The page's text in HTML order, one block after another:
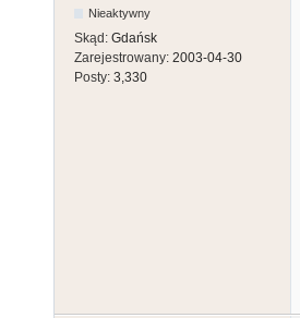
Nieaktywny
Skąd: Gdańsk
Zarejestrowany: 2003-04-30
Posty: 3,330